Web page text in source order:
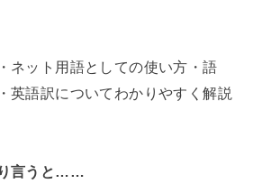
ネット用語としての使い方・語
英語訳についてわかりやすく解説
言うと……